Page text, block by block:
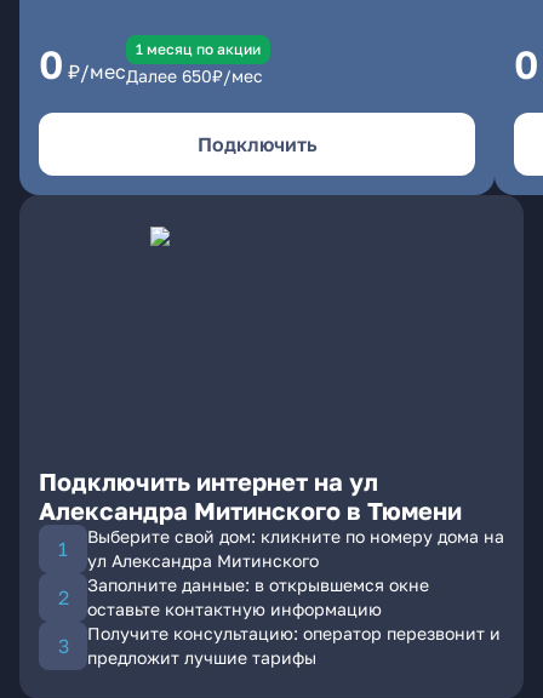
0 ₽/мес
1 месяц по акции
Далее 650₽/мес
Подключить
0
Подключить интернет на ул
Александра Митинского в Тюмени
Выберите свой дом: кликните по номеру дома на
ул Александра Митинского
Заполните данные: в открывшемся окне
оставьте контактную информацию
Получите консультацию: оператор перезвонит и
предложит лучшие тарифы